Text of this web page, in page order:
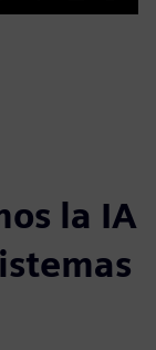
EnableSettings
PIP
Enter
la IA